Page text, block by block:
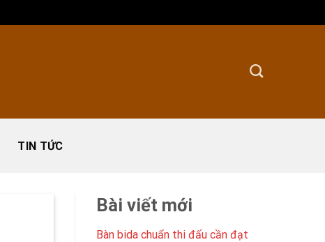
TIN TỨC
Bài viết mới
Bàn bida chuẩn thi đấu cần đạt